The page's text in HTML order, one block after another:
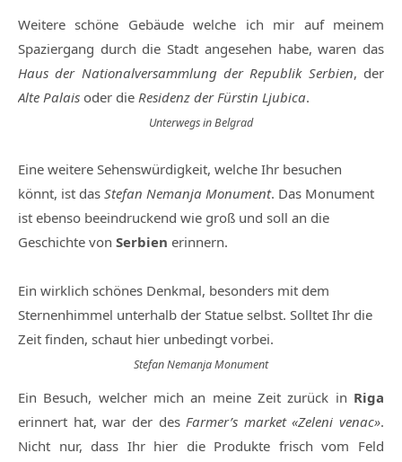
Weitere schöne Gebäude welche ich mir auf meinem
Spaziergang durch die Stadt angesehen habe, waren das
Haus der Nationalversammlung der Republik Serbien, der
Alte Palais oder die Residenz der Fürstin Ljubica.
Unterwegs in Belgrad
Eine weitere Sehenswürdigkeit, welche Ihr besuchen
könnt, ist das Stefan Nemanja Monument. Das Monument
ist ebenso beeindruckend wie groß und soll an die
Geschichte von Serbien erinnern.
Ein wirklich schönes Denkmal, besonders mit dem
Sternenhimmel unterhalb der Statue selbst. Solltet Ihr die
Zeit finden, schaut hier unbedingt vorbei.
Stefan Nemanja Monument
Ein Besuch, welcher mich an meine Zeit zurück in Riga
erinnert hat, war der desFarmer’s market «Zeleni venac».
Nicht nur, dass Ihr hier die Produkte frisch vom Feld